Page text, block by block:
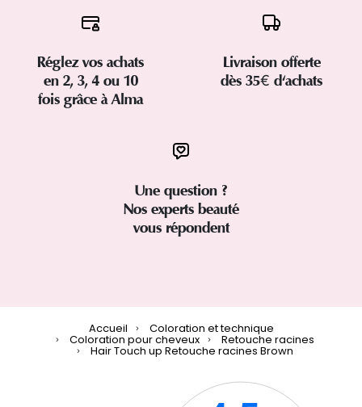
Réglez vos achats
en 2, 3, 4 ou 10
fois grâce à Alma
Livraison offerte
dès 35€ d'achats
Une question ?
Nos experts beauté
vous répondent
Accueil Coloration et technique
Coloration pour cheveux Retouche racines
Hair Touch up Retouche racines Brown